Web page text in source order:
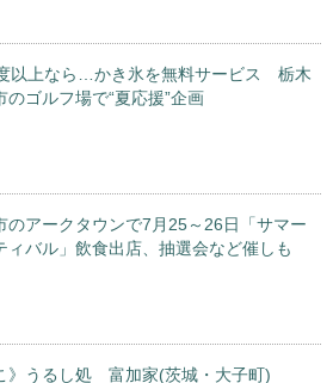
以上なら…かき氷を無料サービス 栃木
のゴルフ場で“夏応援”企画
のアークタウンで7月25～26日「サマー
ィバル」飲食出店、抽選会など催しも
》うるし処 富加家(茨城・大子町)